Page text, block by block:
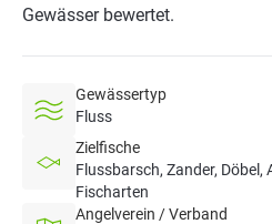
Gewässer bewertet.
Gewässertyp
Fluss
Zielfische
Flussbarsch, Zander, Döbel,
Fischarten
Angelverein / Verband